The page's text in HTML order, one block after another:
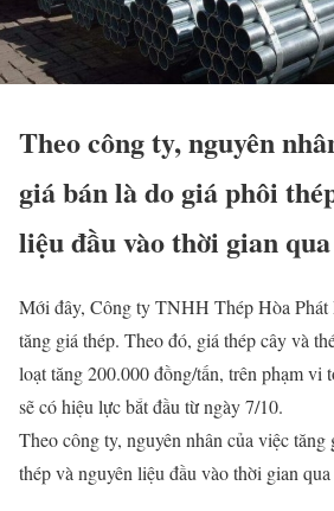
Theo công ty, nguyên
giá bán là do giá phôi
liệu đầu vào thời gian
Mới đây, Công ty TNHH Thép Hòa Phát
tăng giá thép. Theo đó, giá thép cây và
loạt tăng 200.000 đồng/tấn, trên phạm vi
sẽ có hiệu lực bắt đầu từ ngày 7/10.
Theo công ty, nguyên nhân của việc tăng
thép và nguyên liệu đầu vào thời gian